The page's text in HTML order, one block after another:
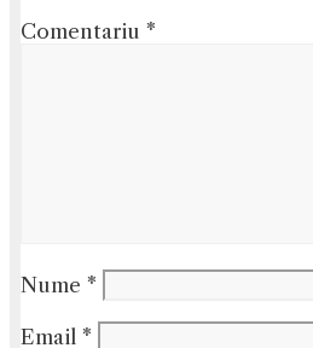
Comentariu *
Nume *
Email *